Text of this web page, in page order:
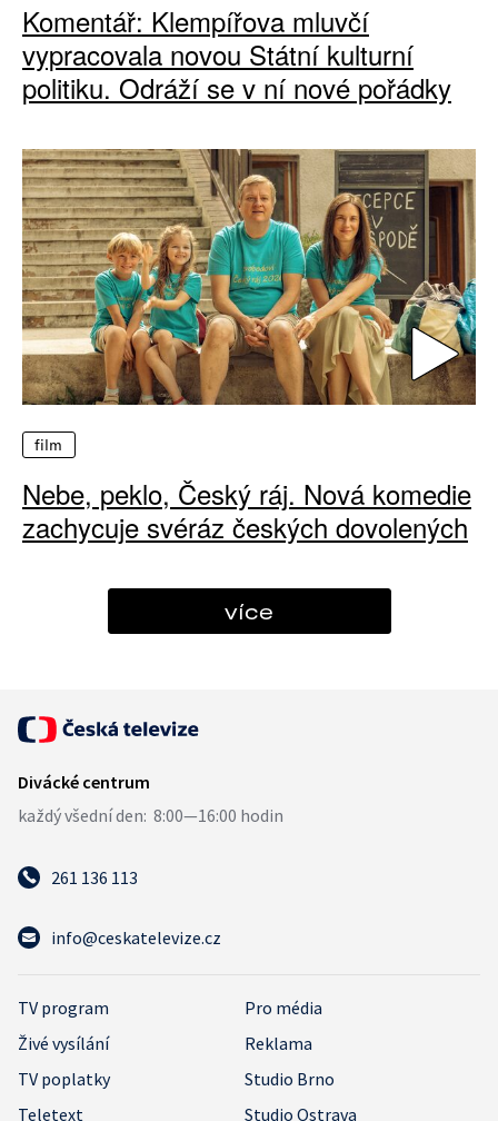
Komentář: Klempířova mluvčí
vypracovala novou Státní kulturní
politiku. Odráží se v ní nové pořádky
film
Nebe, peklo, Český ráj. Nová komedie
zachycuje svéráz českých dovolených
více
261 136 113
info@ceskatelevize.cz
TV program
Pro média
Živé vysílání
Reklama
TV poplatky
Studio Brno
Teletext
Studio Ostrava